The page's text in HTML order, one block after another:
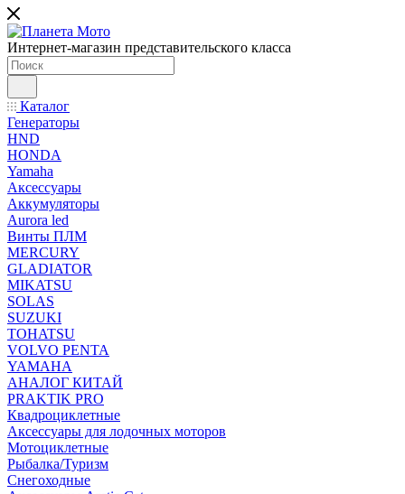
Интернет-магазин представительского класса
Каталог
Генераторы
HND
HONDA
Yamaha
Аксессуары
Аккумуляторы
Aurora led
Винты ПЛМ
MERCURY
GLADIATOR
MIKATSU
SOLAS
SUZUKI
TOHATSU
VOLVO PENTA
YAMAHA
АНАЛОГ КИТАЙ
PRAKTIK PRO
Квадроциклетные
Аксессуары для лодочных моторов
Мотоциклетные
Рыбалка/Туризм
Снегоходные